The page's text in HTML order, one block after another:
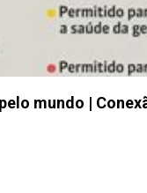
mundo |